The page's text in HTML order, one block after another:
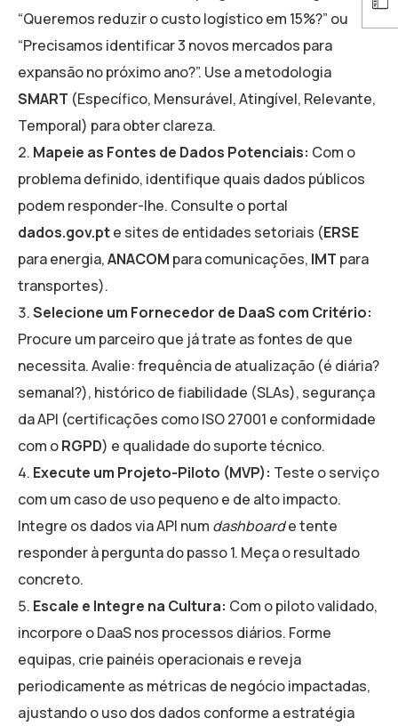
“Queremos reduzir o custo logístico em 15%?” ou
“Precisamos identificar 3 novos mercados para
expansão no próximo ano?”. Use a metodologia
SMART (Específico, Mensurável, Atingível, Relevante,
Temporal) para obter clareza.
Mapeie as Fontes de Dados Potenciais: Com o
problema definido, identifique quais dados públicos
podem responder-lhe. Consulte o portal
dados.gov.pte sites de entidades setoriais (ERSE
para energia,ANACOM para comunicações, IMT para
transportes).
Selecione um Fornecedor de DaaS com Critério:
Procure um parceiro que já trate as fontes de que
necessita. Avalie: frequência de atualização (é diária?
semanal?), histórico de fiabilidade (SLAs), segurança
da API (certificações como ISO 27001 e conformidade
com oRGPD) e qualidade do suporte técnico.
Execute um Projeto-Piloto (MVP): Teste o serviço
com um caso de uso pequeno e de alto impacto.
Integre os dados via API num dashboarde tente
responder à pergunta do passo 1. Meça o resultado
concreto.
Escale e Integre na Cultura: Com o piloto validado,
incorpore o DaaS nos processos diários. Forme
equipas, crie painéis operacionais e reveja
periodicamente as métricas de negócio impactadas,
ajustando o uso dos dados conforme a estratégia